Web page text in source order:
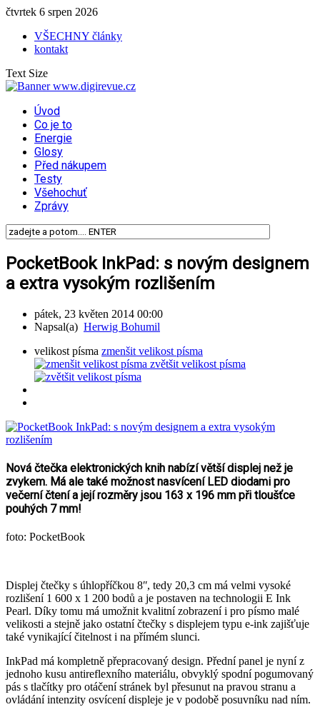
čtvrtek 6 srpen 2026
VŠECHNY články
kontakt
Text Size
Úvod
Co je to
Energie
Glosy
Před nákupem
Testy
Všehochuť
Zprávy
PocketBook InkPad: s novým designem
a extra vysokým rozlišením
pátek, 23 květen 2014 00:00
Napsal(a) Herwig Bohumil
velikost písma zmenšit velikost písma
zvětšit velikost písma
Nová čtečka elektronických knih nabízí větší displej než je
zvykem. Má ale také možnost nasvícení LED diodami pro
večerní čtení a její rozměry jsou 163 x 196 mm při tloušťce
pouhých 7 mm!
foto: PocketBook
Displej čtečky s úhlopříčkou 8ʺ, tedy 20,3 cm má velmi vysoké
rozlišení 1 600 x 1 200 bodů a je postaven na technologii E Ink
Pearl. Díky tomu má umožnit kvalitní zobrazení i pro písmo malé
velikosti a stejně jako ostatní čtečky s displejem typu e-ink zajišťuje
také vynikající čitelnost i na přímém slunci.
InkPad má kompletně přepracovaný design. Přední panel je nyní z
jednoho kusu antireflexního materiálu, obvyklý spodní pogumovaný
pás s tlačítky pro otáčení stránek byl přesunut na pravou stranu a
ovládání intenzity osvícení displeje je v podobě posuvníku nad ním.